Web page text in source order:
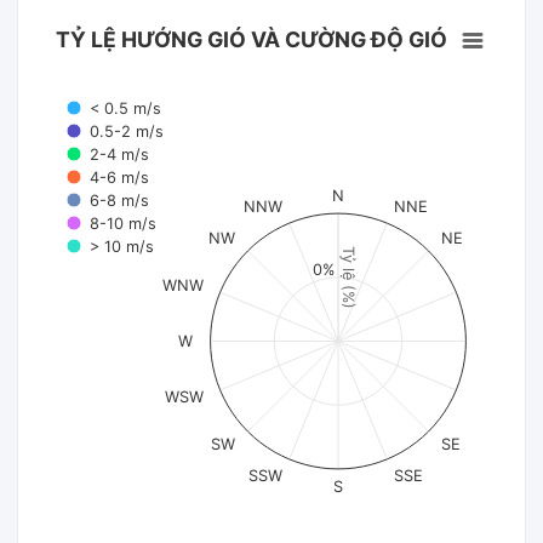
Tỷ lệ (%)
TỶ LỆ HƯỚNG GIÓ VÀ CƯỜNG ĐỘ GIÓ
< 0.5 m/s
0.5-2 m/s
2-4 m/s
4-6 m/s
6-8 m/s
8-10 m/s
> 10 m/s
N
NNE
NE
SE
SSE
S
SSW
SW
WSW
W
WNW
NW
NNW
0%